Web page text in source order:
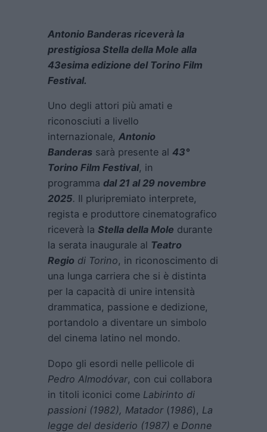
Antonio Banderas riceverà la
prestigiosa Stella della Mole alla
43esima edizione del Torino Film
Festival.
Uno degli attori più amati e
riconosciuti a livello
internazionale, Antonio
Banderas sarà presente al 43°
Torino Film Festival, in
programma dal 21 al 29 novembre
2025. Il pluripremiato interprete,
regista e produttore cinematografico
riceverà la Stella della Mole durante
la serata inaugurale al Teatro
Regio di Torino, in riconoscimento di
una lunga carriera che si è distinta
per la capacità di unire intensità
drammatica, passione e dedizione,
portandolo a diventare un simbolo
del cinema latino nel mondo.
Dopo gli esordi nelle pellicole di
Pedro Almodóvar, con cui collabora
in titoli iconici come Labirinto di
passioni (1982), Matador(1986), La
legge del desiderio (1987) e Donne